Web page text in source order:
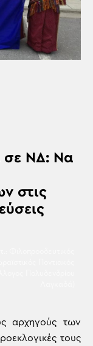
σε ΝΔ: Να
στις
αρχηγούς των
τους